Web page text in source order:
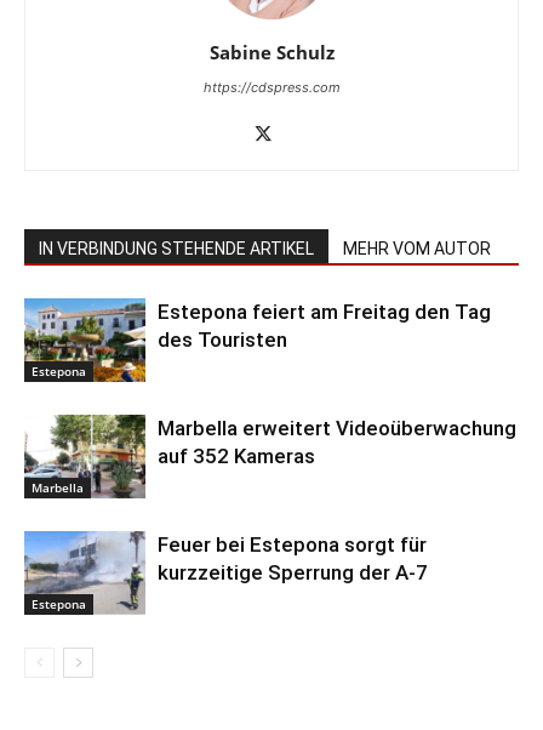
Sabine Schulz
https://cdspress.com
IN VERBINDUNG STEHENDE ARTIKEL MEHR VOM AUTOR
Estepona
Estepona feiert am Freitag den Tag
des Touristen
Marbella
Marbella erweitert Videoüberwachung
auf 352 Kameras
Estepona
Feuer bei Estepona sorgt für
kurzzeitige Sperrung der A-7